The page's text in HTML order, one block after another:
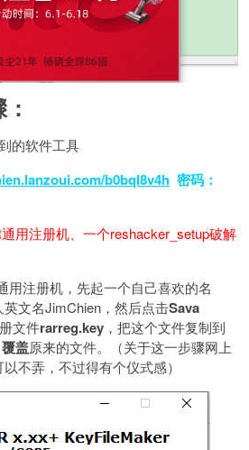
的软件工具
b0bql8v4h 密码：
用注册机、一个reshacker_setup破解
用注册机，先起一个自己喜欢的名
文名JimChien，然后点击Sava
文件rarreg.key ，把这个文件复制到
覆盖原来的文件。（关于这一步骤网上
不弄，不过得有个仪式感）